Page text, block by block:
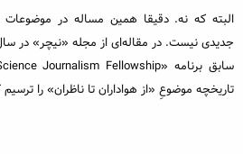
البته که نه. دقیقا همین مساله در
تاریخچه موضوعِ «از هواداران تا ناظران» را ترسیم